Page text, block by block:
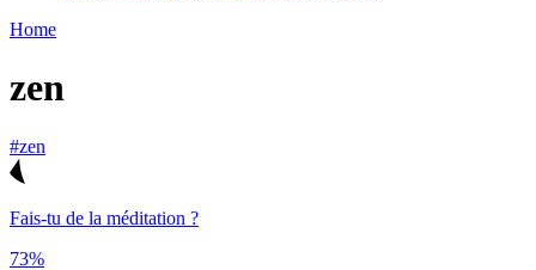
Home
zen
#zen
Fais-tu de la méditation ?
73%